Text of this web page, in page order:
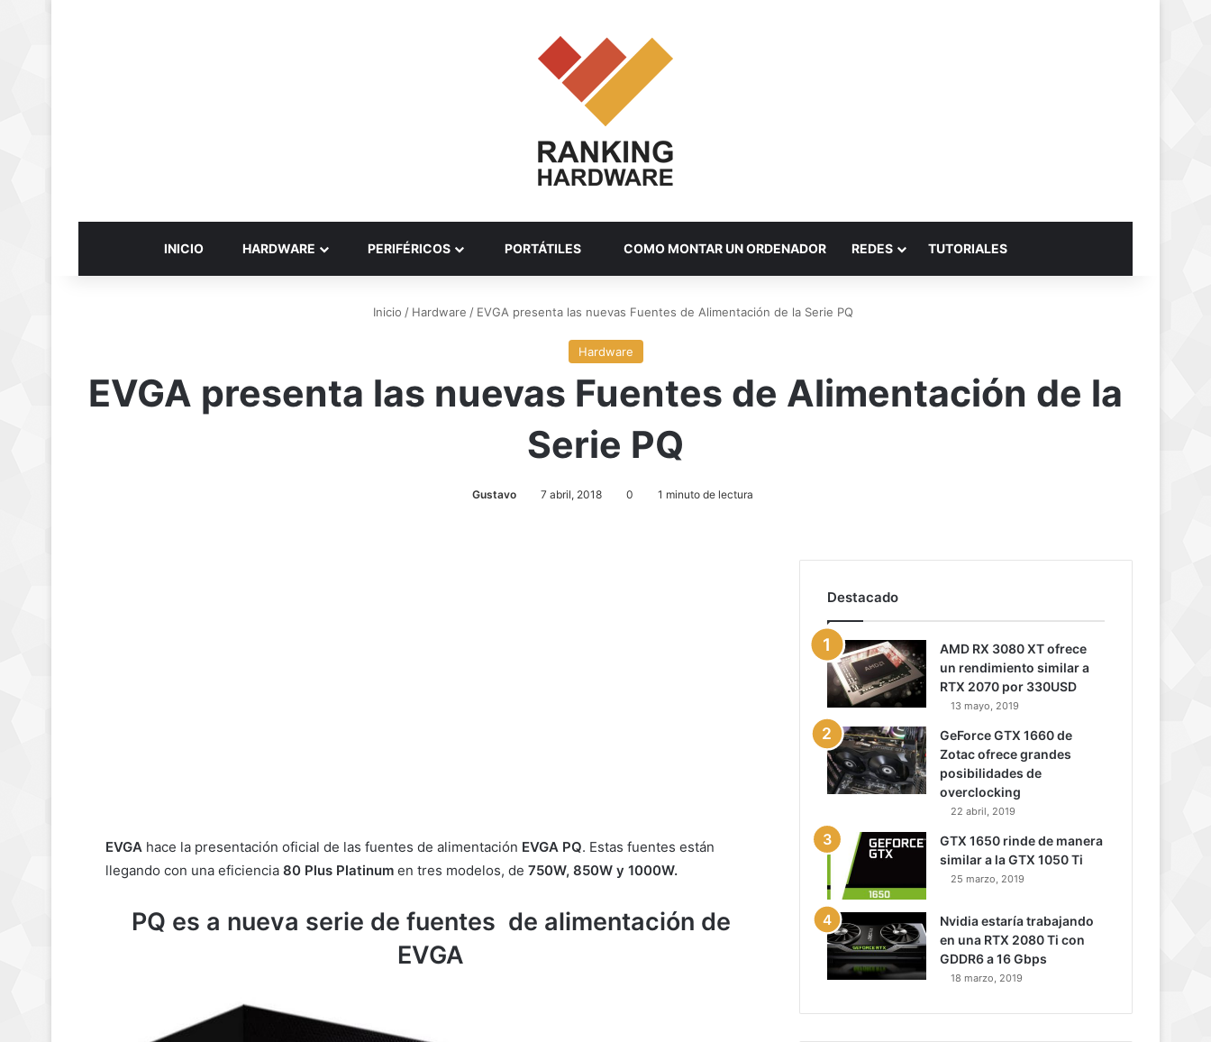
INICIO HARDWARE PERIFÉRICOS PORTÁTILES COMO MONTAR UN ORDENADOR REDES TUTORIALES
Inicio / Hardware / EVGA presenta las nuevas Fuentes de Alimentación de la Serie PQ
Hardware
EVGA presenta las nuevas Fuentes de Alimentación de la
Serie PQ
Gustavo 7 abril, 2018 0 1 minuto de lectura
EVGA hace la presentación oficial de las fuentes de alimentación EVGA PQ. Estas fuentes están
llegando con una eficiencia 80 Plus Platinum en tres modelos, de 750W, 850W y 1000W.
PQ es a nueva serie de fuentes de alimentación de
EVGA
Destacado
AMD RX 3080 XT ofrece
un rendimiento similar a
RTX 2070 por 330USD
13 mayo, 2019
GeForce GTX 1660 de
Zotac ofrece grandes
posibilidades de
overclocking
22 abril, 2019
GTX 1650 rinde de manera
similar a la GTX 1050 Ti
25 marzo, 2019
Nvidia estaría trabajando
en una RTX 2080 Ti con
GDDR6 a 16 Gbps
18 marzo, 2019